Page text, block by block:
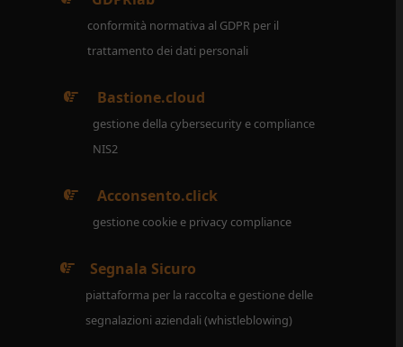
conformità normativa al GDPR per il
trattamento dei dati personali
Bastione.cloud
gestione della cybersecurity e compliance
NIS2
Acconsento.click
gestione cookie e privacy compliance
Segnala Sicuro
piattaforma per la raccolta e gestione delle
segnalazioni aziendali (whistleblowing)